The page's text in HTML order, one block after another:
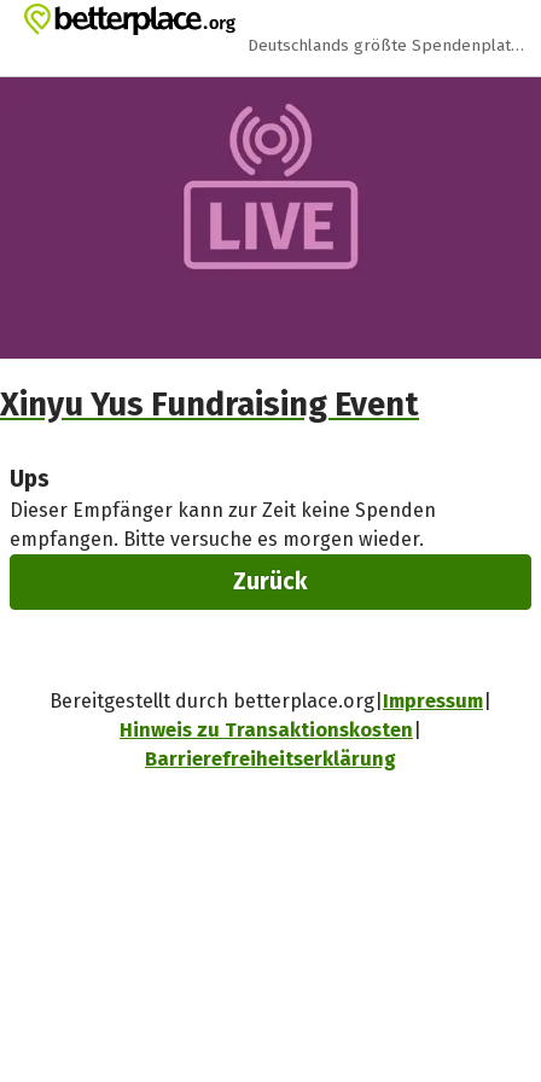
Zum Hauptinhalt springen
Erklärung zur Barrierefreiheit anzeigen
Deutschlands größte Spendenplattform
Xinyu Yus Fundraising Event
Ups
Dieser Empfänger kann zur Zeit keine Spenden
empfangen. Bitte versuche es morgen wieder.
Zurück
Bereitgestellt durch betterplace.org Impressum
Hinweis zu Transaktionskosten
Barrierefreiheitserklärung